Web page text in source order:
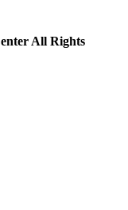
All Rights